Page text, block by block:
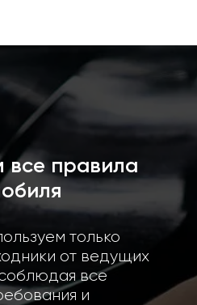
правила
только
от ведущих
все
и